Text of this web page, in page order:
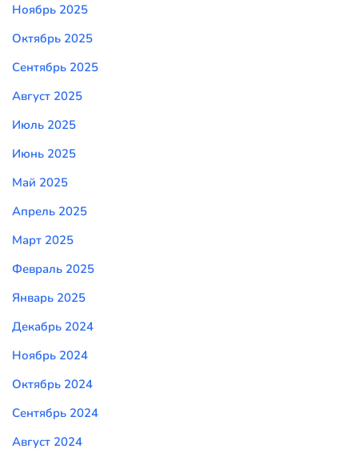
Ноябрь 2025
Октябрь 2025
Сентябрь 2025
Август 2025
Июль 2025
Июнь 2025
Май 2025
Апрель 2025
Март 2025
Февраль 2025
Январь 2025
Декабрь 2024
Ноябрь 2024
Октябрь 2024
Сентябрь 2024
Август 2024